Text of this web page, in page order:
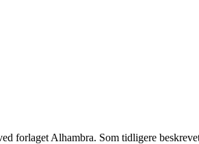
forlaget Alhambra. Som tidligere